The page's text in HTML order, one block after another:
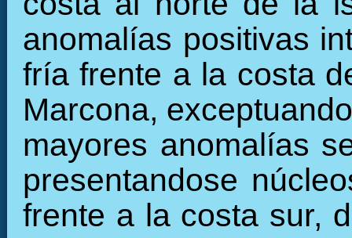
anomalías positivas
fría frente a la costa
Marcona,
mayores anomalías
presentandose
frente a la costa sur,